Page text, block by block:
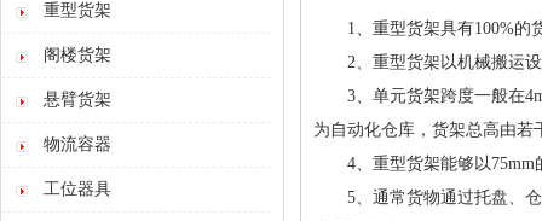
重型货架
阁楼货架
悬臂货架
物流容器
工位器具
1、重型货架具有100%的货
2、重型货架以机械搬运设
3、单元货架跨度一般在4m
为自动化仓库，货架总高由若
4、重型货架能够以75mm
5、通常货物通过托盘、仓